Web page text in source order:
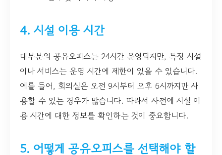
4. 시설 이용 시간
대부분의 공유오피스는 24시간 운영되지만, 특정 시설
이나 서비스는 운영 시간에 제한이 있을 수 있습니다.
예를 들어, 회의실은 오전 9시부터 오후 6시까지만 사
용할 수 있는 경우가 많습니다. 따라서 사전에 시설 이
용 시간에 대한 정보를 확인하는 것이 중요합니다.
5. 어떻게 공유오피스를 선택해야 할